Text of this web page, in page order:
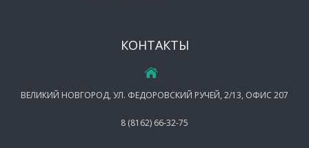
КОНТАКТЫ
ВЕЛИКИЙ НОВГОРОД, УЛ. ФЕДОРОВСКИЙ РУЧЕЙ, 2/13, ОФИС 207
8 (8162) 66-32-75